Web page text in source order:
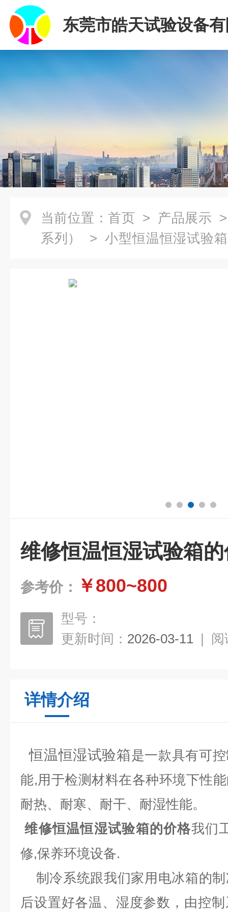
东莞市皓天试验设备
当前位置： 首页 > 产品展示
系列）
> 小型恒温恒湿试验箱
维修恒温恒湿试验箱
参考价： ￥800~800
型号：
更新时间： 2026-03-11 | 阅
详情介绍
恒温恒湿试验箱是一款具有可
能,用于检测材料在各种环境下性
耐热、耐寒、耐干、耐湿性能。
维修恒温恒湿试验箱的价格我们
修,保养环境设备.
制冷系统跟我们家用电冰箱的
后设置好各温、湿度参数，由控